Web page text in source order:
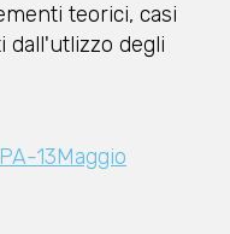
teorici, casi
degli
13Maggio